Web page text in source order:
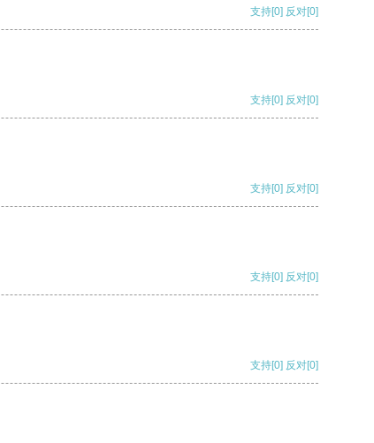
支持[0] 反对[0]
支持[0] 反对[0]
支持[0] 反对[0]
支持[0] 反对[0]
支持[0] 反对[0]